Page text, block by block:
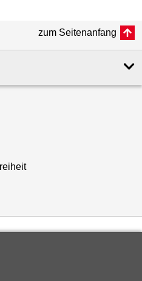
zum Seitenanfang